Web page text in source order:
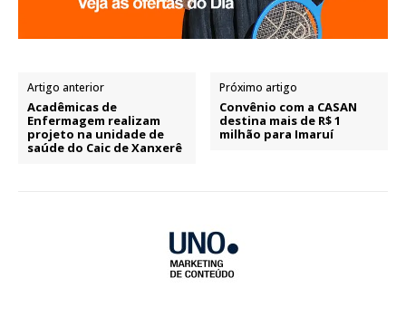
Artigo anterior
Acadêmicas de
Enfermagem realizam
projeto na unidade de
saúde do Caic de Xanxerê
Próximo artigo
Convênio com a CASAN
destina mais de R$ 1
milhão para Imaruí